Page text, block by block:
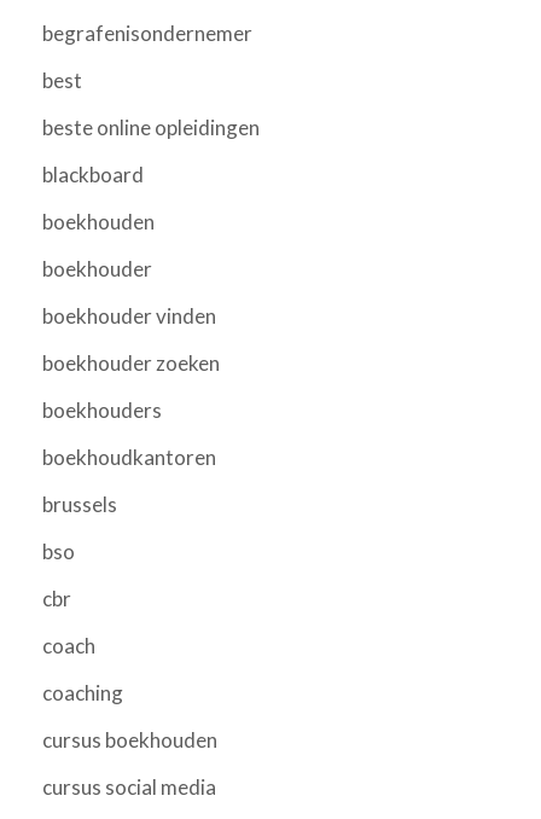
begrafenisondernemer
best
beste online opleidingen
blackboard
boekhouden
boekhouder
boekhouder vinden
boekhouder zoeken
boekhouders
boekhoudkantoren
brussels
bso
cbr
coach
coaching
cursus boekhouden
cursus social media